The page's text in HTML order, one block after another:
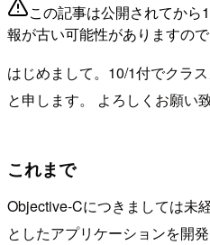
この記事は公開されてか
報が古い可能性がありますので
はじめまして。10/1付でクラ
と申します。 よろしくお願い
これまで
Objective-Cにつきましては未
としたアプリケーションを開